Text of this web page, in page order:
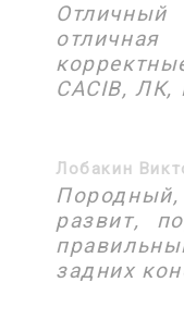
CACIB, ЛК,
Лобакин
развит,
задних